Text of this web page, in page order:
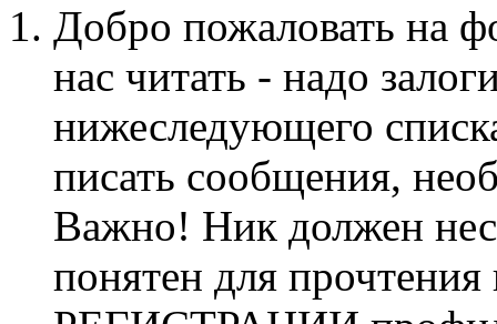
Добро пожаловать на
нас читать - надо
нижеследующего
писать сообщения,
Важно! Ник должен
понятен для